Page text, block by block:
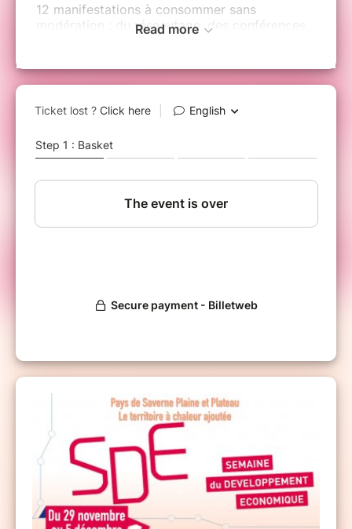
12 manifestations à consommer sans
modération ; du réseautage, des conférences,
Point d'orgue de la SDE, ne ratez pas la soirée
de remise des trophées du Pays de Saverne,
Plaine et Plateau qui permettra de mettre à
territoire peut s'enorgueillir : Brasserie Licorne,
d'Alsace Bossue, Equipe de Soins Primaires de
Consultez leprogramme complet de la
A très vite !
Read more